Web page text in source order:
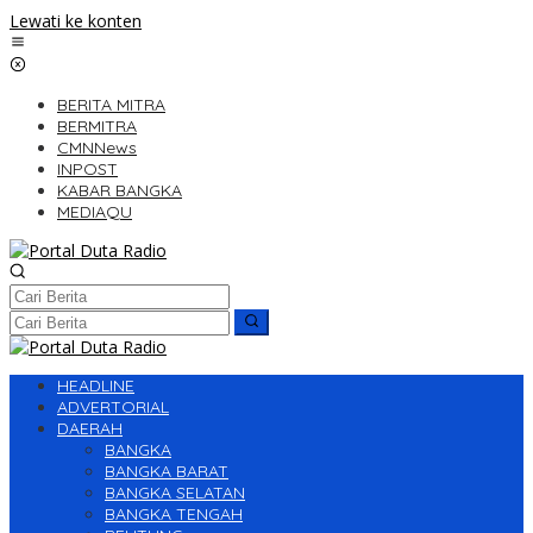
Lewati ke konten
BERITA MITRA
BERMITRA
CMNNews
INPOST
KABAR BANGKA
MEDIAQU
HEADLINE
ADVERTORIAL
DAERAH
BANGKA
BANGKA BARAT
BANGKA SELATAN
BANGKA TENGAH